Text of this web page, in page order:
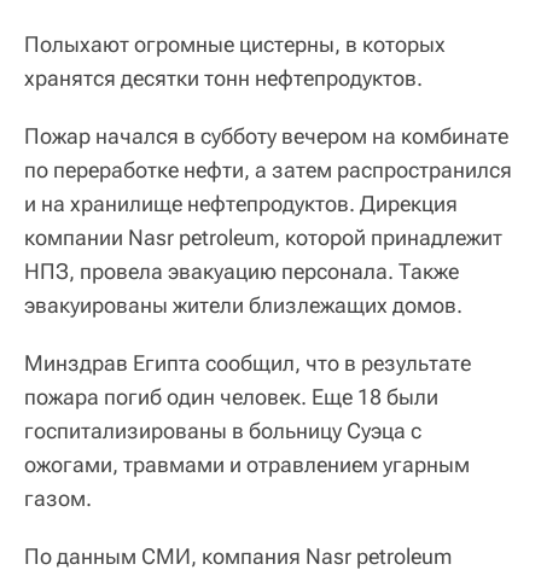
Полыхают огромные цистерны, в которых
хранятся десятки тонн нефтепродуктов.
Пожар начался в субботу вечером на комбинате
по переработке нефти, а затем распространился
и на хранилище нефтепродуктов. Дирекция
компании Nasr petroleum, которой принадлежит
НПЗ, провела эвакуацию персонала. Также
эвакуированы жители близлежащих домов.
Минздрав Египта сообщил, что в результате
пожара погиб один человек. Еще 18 были
госпитализированы в больницу Суэца с
ожогами, травмами и отравлением угарным
газом.
По данным СМИ, компания Nasr petroleum